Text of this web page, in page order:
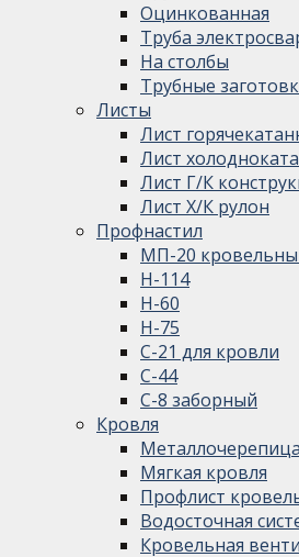
Оцинкованная
Труба
На столбы
Трубные
Листы
Лист
Лист
Лист Г/К
Лист Х/К рулон
Профнастил
МП-20
Н-114
Н-60
Н-75
С-21 для кровли
С-44
С-8 заборный
Кровля
Металлочерепица
Мягкая кровля
Профлист
Водосточная
Кровельная